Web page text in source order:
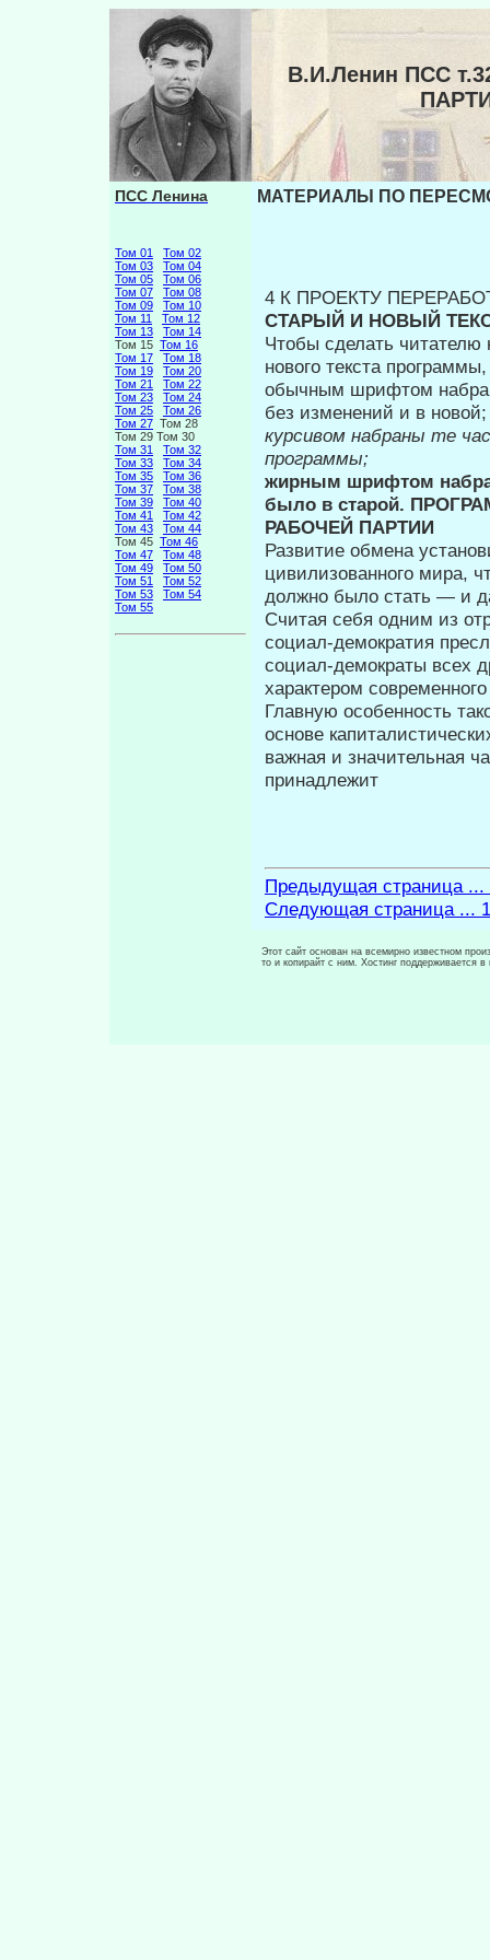
В.И.Ленин ПСС
ПСС Ленина
Том 01
Том 02
Том 03
Том 04
Том 05
Том 06
Том 07
Том 08
Том 09
Том 10
Том 11
Том 12
Том 13
Том 14
Том 15 Том 16
Том 17
Том 18
Том 19
Том 20
Том 21
Том 22
Том 23
Том 24
Том 25
Том 26
Том 27 Том 28
Том 29 Том 30
Том 31
Том 32
Том 33
Том 34
Том 35
Том 36
Том 37
Том 38
Том 39
Том 40
Том 41
Том 42
Том 43
Том 44
Том 45 Том 46
Том 47
Том 48
Том 49
Том 50
Том 51
Том 52
Том 53
Том 54
Том 55
МАТЕРИАЛЫ ПО
4 К ПРОЕКТУ
СТАРЫЙ И НОВЫЙ
Чтобы сделать читателю
нового текста
обычным шрифтом
без из­менений и в новой;
курсивом набраны те
про­граммы;
жирным шрифтом
было в старой.
РАБОЧЕЙ ПАРТИИ
Развитие обмена
цивилизо­ванного мира,
должно было стать — и
Считая себя одним из
социал-демократия
социал-демократы всех
характером
Главную особенность
основе
важная и значительная
принадлежит
Предыдущая страница ...
Следующая страница ...
Этот сайт основан на всемирно известном
то и копирайт с ним. Хостинг поддерживается